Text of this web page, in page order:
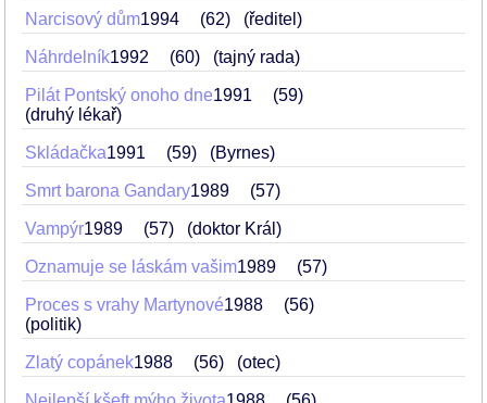
Narcisový dům1994 62 (ředitel)
Náhrdelník1992 60 (tajný rada)
Pilát Pontský onoho dne1991
59
(druhý lékař)
Skládačka1991 59 (Byrnes)
Smrt barona Gandary1989 57
Vampýr1989 57 (doktor Král)
Oznamuje se láskám vašim1989 57
Proces s vrahy Martynové1988
56
(politik)
Zlatý copánek1988 56 (otec)